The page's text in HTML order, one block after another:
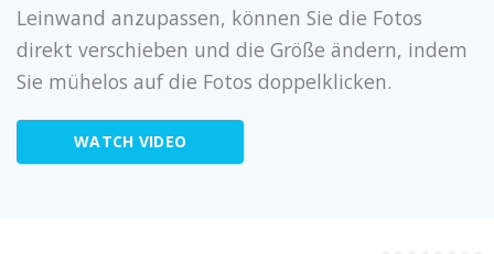
Leinwand anzupassen, können Sie die Fotos
direkt verschieben und die Größe ändern, indem
Sie mühelos auf die Fotos doppelklicken.
WATCH VIDEO